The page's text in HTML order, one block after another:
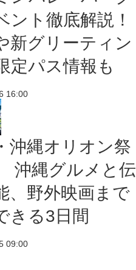
ント徹底解説！
新グリーティン
定パス情報も
16:00
沖縄オリオン祭
沖縄グルメと伝
、野外映画まで
きる3日間
09:00